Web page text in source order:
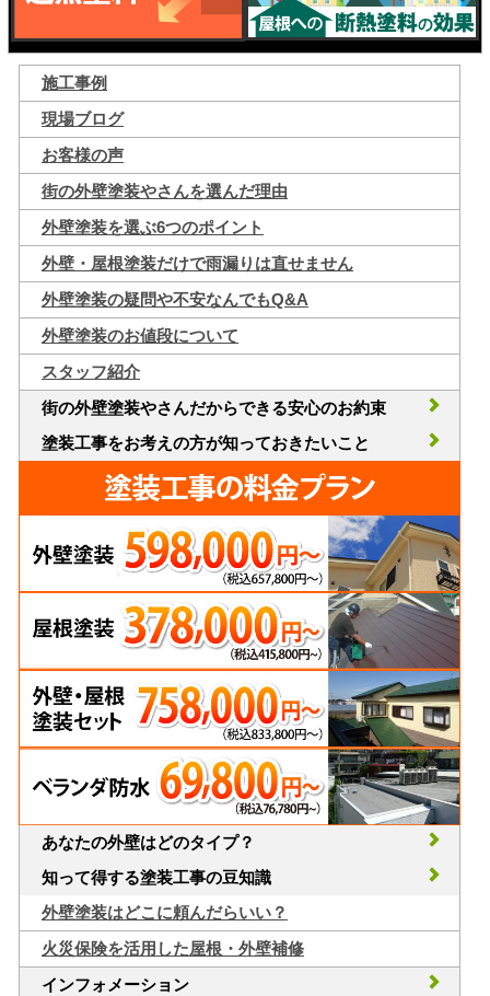
施工事例
現場ブログ
お客様の声
街の外壁塗装やさんを選んだ理由
外壁塗装を選ぶ6つのポイント
外壁・屋根塗装だけで雨漏りは直せません
外壁塗装の疑問や不安なんでもQ&A
外壁塗装のお値段について
スタッフ紹介
街の外壁塗装やさんだからできる安心のお約束
塗装工事をお考えの方が知っておきたいこと
あなたの外壁はどのタイプ？
知って得する塗装工事の豆知識
外壁塗装はどこに頼んだらいい？
火災保険を活用した屋根・外壁補修
インフォメーション